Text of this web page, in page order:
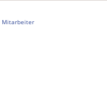
Mitarbeiter